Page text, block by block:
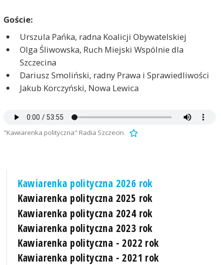
Goście:
Urszula Pańka, radna Koalicji Obywatelskiej
Olga Śliwowska, Ruch Miejski Wspólnie dla
Szczecina
Dariusz Smoliński, radny Prawa i Sprawiedliwości
Jakub Korczyński, Nowa Lewica
"Kawiarenka polityczna" Radia Szczecin.
Kawiarenka polityczna 2026 rok
Kawiarenka polityczna 2025 rok
Kawiarenka polityczna 2024 rok
Kawiarenka polityczna 2023 rok
Kawiarenka polityczna - 2022 rok
Kawiarenka polityczna - 2021 rok